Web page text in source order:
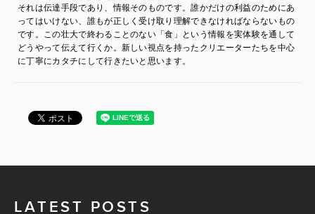
それは伝達手段であり、情報そのものです。誰かだけの利益のためにあ
ってはいけない、誰もが正しく受け取り理解できなければならないもの
です。この壮大で終わることのない「食」という情報を実体験を通して
どうやって伝えて行くか。新しい視点を持ったクリエーターたちを中心
に丁寧にカタチにして行きたいと思います。
LATEST POSTS